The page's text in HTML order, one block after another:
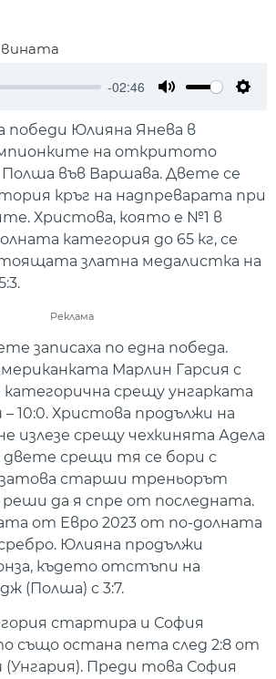
-02:46
Юлияна Янева в
на откритото
във Варшава. Двете се
кръг на надпреварата при
Христова, която е №1 в
категория до 65 кг, се
златна медалистка на
Реклама
записаха по една победа.
Марлин Гарсия с
категорична срещу унгарката
10:0. Христова продължи на
излезе срещу чехкинята Адела
двете срещи тя се бори с
старши треньорът
да я спре от последната.
от Евро 2023 от по-долната
Юлияна продължи
където отстъпи на
(Полша) с 3:7.
стартира и София
също остана пета след 2:8 от
Преди това София